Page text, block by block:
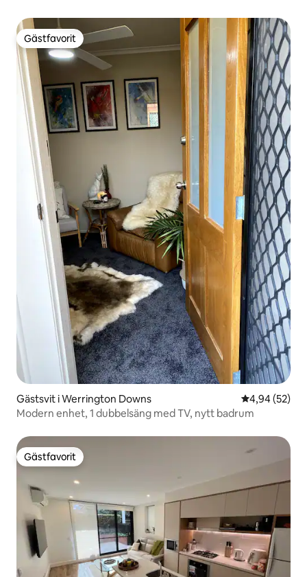
Gästfavorit
Gästfavorit
Gästsvit i Werrington Downs 4,94 av 5 i
4,94 (52)
Modern enhet, 1 dubbelsäng med TV, nytt badrum
Gästfavorit
Gästfavorit